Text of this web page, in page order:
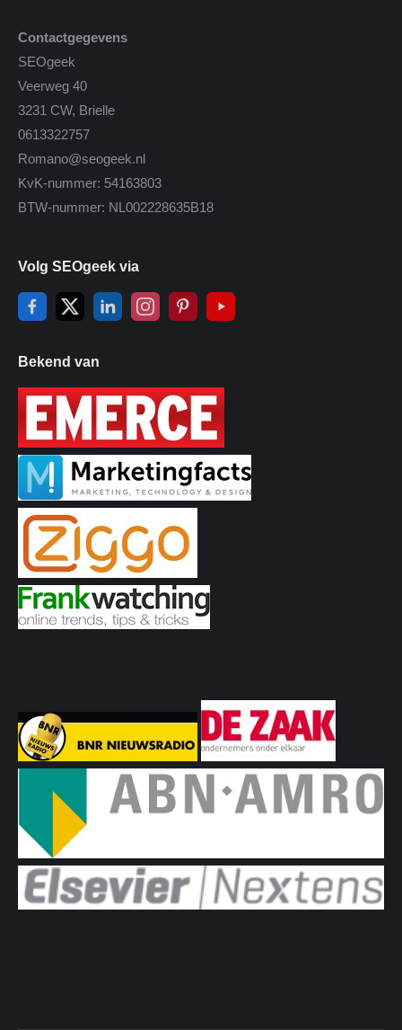
Contactgegevens
SEOgeek
Veerweg 40
3231 CW, Brielle
0613322757
Romano@seogeek.nl
KvK-nummer: 54163803
BTW-nummer: NL002228635B18
Volg SEOgeek via
Bekend van